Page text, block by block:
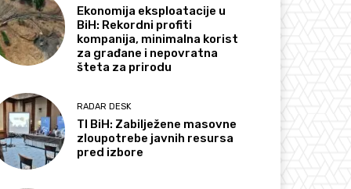
Ekonomija eksploatacije u
BiH: Rekordni profiti
kompanija, minimalna korist
za građane i nepovratna
šteta za prirodu
RADAR DESK
TI BiH: Zabilježene masovne
zloupotrebe javnih resursa
pred izbore